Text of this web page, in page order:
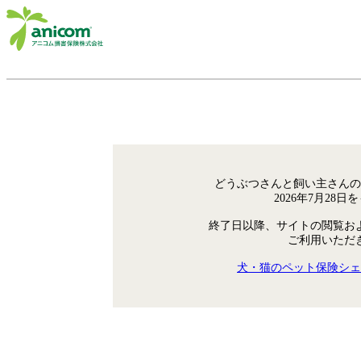
どうぶつさんと飼い主さん
2026年7月28日
終了日以降、サイトの閲覧お
ご利用いただ
犬・猫のペット保険シ